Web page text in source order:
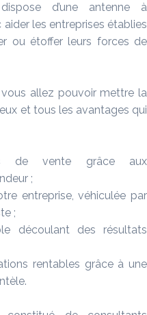
d’une antenne à
les entreprises établies
ou étoffer leurs forces de
vous allez pouvoir mettre la
et tous les avantages qui
de vente grâce aux
;
entreprise, véhiculée par
;
découlant des résultats
rentables grâce à une